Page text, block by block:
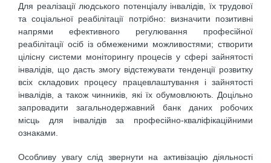
Для реалізації людського потенціалу інвалідів, їх трудової
та соціальної реабілітації потрібно: визначити позитивні
напрями ефективного регулювання професійної
реабілітації осіб із обмеженими можливостями; створити
цілісну системи моніторингу процесів у сфері зайнятості
інвалідів, що дасть змогу відстежувати тенденції розвитку
всіх складових процесу працевлаштування і зайнятості
інвалідів, а також чинників, які їх обумовлюють. Доцільно
запровадити загальнодержавний банк даних робочих
місць для інвалідів за професійно-кваліфікаційними
ознаками.
Особливу увагу слід звернути на активізацію діяльності